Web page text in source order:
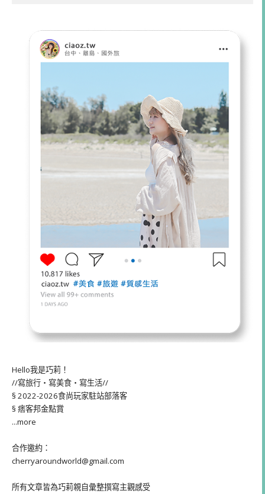
Hello我是巧莉！
//寫旅行・寫美食・寫生活//
§ 2022-2026食尚玩家駐站部落客
§ 痞客邦金點賞
...more
合作邀約：
cherryaroundworld@gmail.com
所有文章皆為巧莉親自彙整撰寫主觀感受